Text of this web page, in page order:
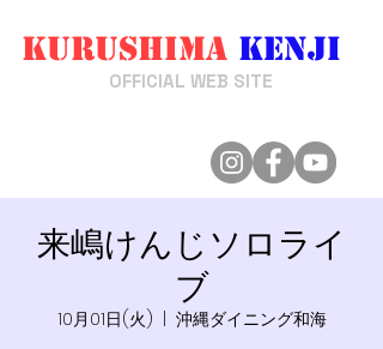
OFFICIAL WEB SITE
Kurushima Kenji
来嶋けんじソロライ
ブ
10月01日(火)
沖縄ダイニング和海